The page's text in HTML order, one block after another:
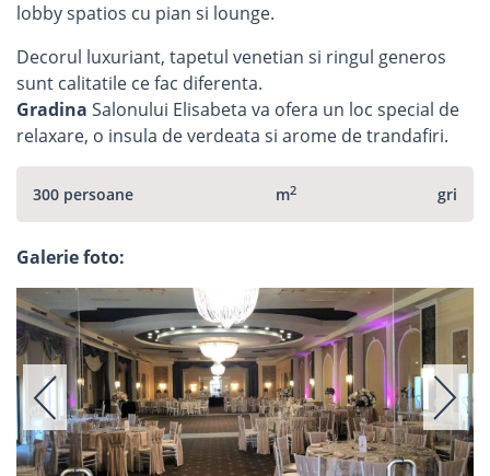
lobby spatios cu pian si lounge.
Decorul luxuriant, tapetul venetian si ringul generos
sunt calitatile ce fac diferenta.
Gradina Salonului Elisabeta va ofera un loc special de
relaxare, o insula de verdeata si arome de trandafiri.
300 persoane m2 gri
Galerie foto: